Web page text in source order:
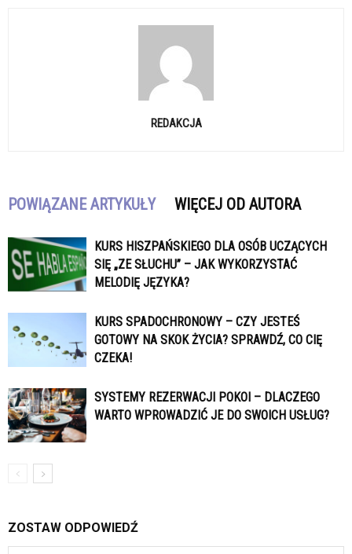
REDAKCJA
POWIĄZANE ARTYKUŁY WIĘCEJ OD AUTORA
KURS HISZPAŃSKIEGO DLA OSÓB UCZĄCYCH
SIĘ „ZE SŁUCHU” – JAK WYKORZYSTAĆ
MELODIĘ JĘZYKA?
KURS SPADOCHRONOWY – CZY JESTEŚ
GOTOWY NA SKOK ŻYCIA? SPRAWDŹ, CO CIĘ
CZEKA!
SYSTEMY REZERWACJI POKOI – DLACZEGO
WARTO WPROWADZIĆ JE DO SWOICH USŁUG?
ZOSTAW ODPOWIEDŹ